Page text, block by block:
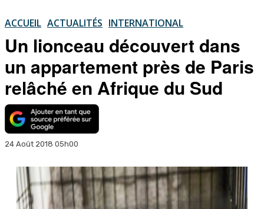
ACCUEIL ACTUALITÉS INTERNATIONAL
Un lionceau découvert dans
un appartement près de Paris
relâché en Afrique du Sud
24 Août 2018 05h00